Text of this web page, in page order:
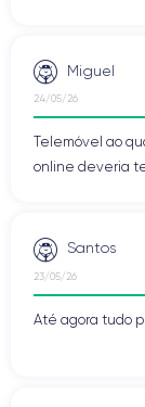
Miguel
24/05/26
Telemóvel ao
online deveria
Santos
23/05/26
Até agora tudo